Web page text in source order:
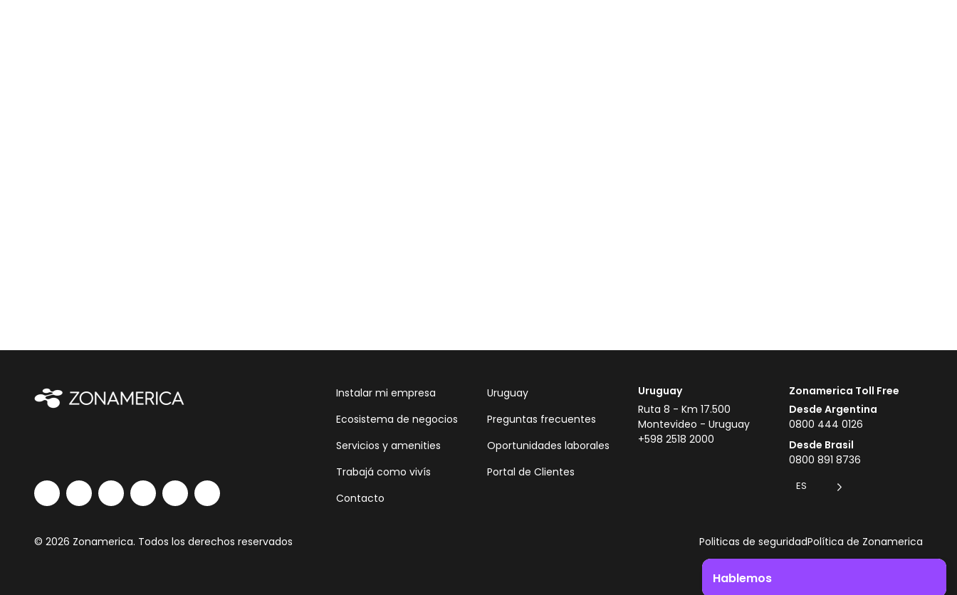
Instalar mi empresa
Ecosistema de negocios
Servicios y amenities
Trabajá como vivís
Contacto
Uruguay
Preguntas frecuentes
Oportunidades laborales
Portal de Clientes
Uruguay
Ruta 8 - Km 17.500
Montevideo - Uruguay
+598 2518 2000
Zonamerica Toll Free
Desde Argentina
0800 444 0126
Desde Brasil
0800 891 8736
ES
© 2026 Zonamerica. Todos los derechos reservados Politicas de seguridadPolítica de Zonamerica
Hablemos